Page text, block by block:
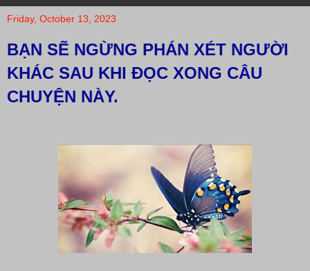
Friday, October 13, 2023
BẠN SẼ NGỪNG PHÁN XÉT NGƯỜI
KHÁC SAU KHI ĐỌC XONG CÂU
CHUYỆN NÀY.